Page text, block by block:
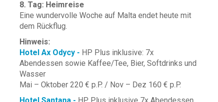
8. Tag: Heimreise
Eine wundervolle Woche auf Malta endet heute mit
dem Rückflug.
Hinweis:
Hotel Ax Odycy - HP Plus inklusive: 7x
Abendessen sowie Kaffee/Tee, Bier, Softdrinks und
Wasser
Mai – Oktober 220 € p.P. / Nov – Dez 160 € p.P.